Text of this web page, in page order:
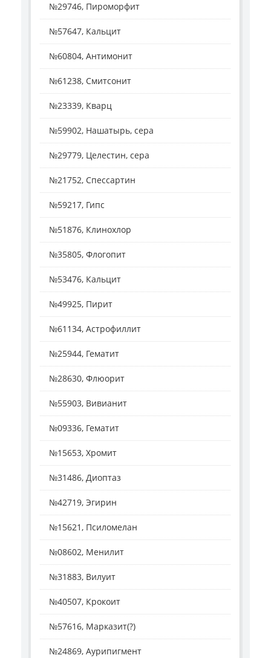
№29746, Пироморфит
№57647, Кальцит
№60804, Антимонит
№61238, Смитсонит
№23339, Кварц
№59902, Нашатырь, сера
№29779, Целестин, сера
№21752, Спессартин
№59217, Гипс
№51876, Клинохлор
№35805, Флогопит
№53476, Кальцит
№49925, Пирит
№61134, Астрофиллит
№25944, Гематит
№28630, Флюорит
№55903, Вивианит
№09336, Гематит
№15653, Хромит
№31486, Диоптаз
№42719, Эгирин
№15621, Псиломелан
№08602, Менилит
№31883, Вилуит
№40507, Крокоит
№57616, Марказит(?)
№24869, Аурипигмент